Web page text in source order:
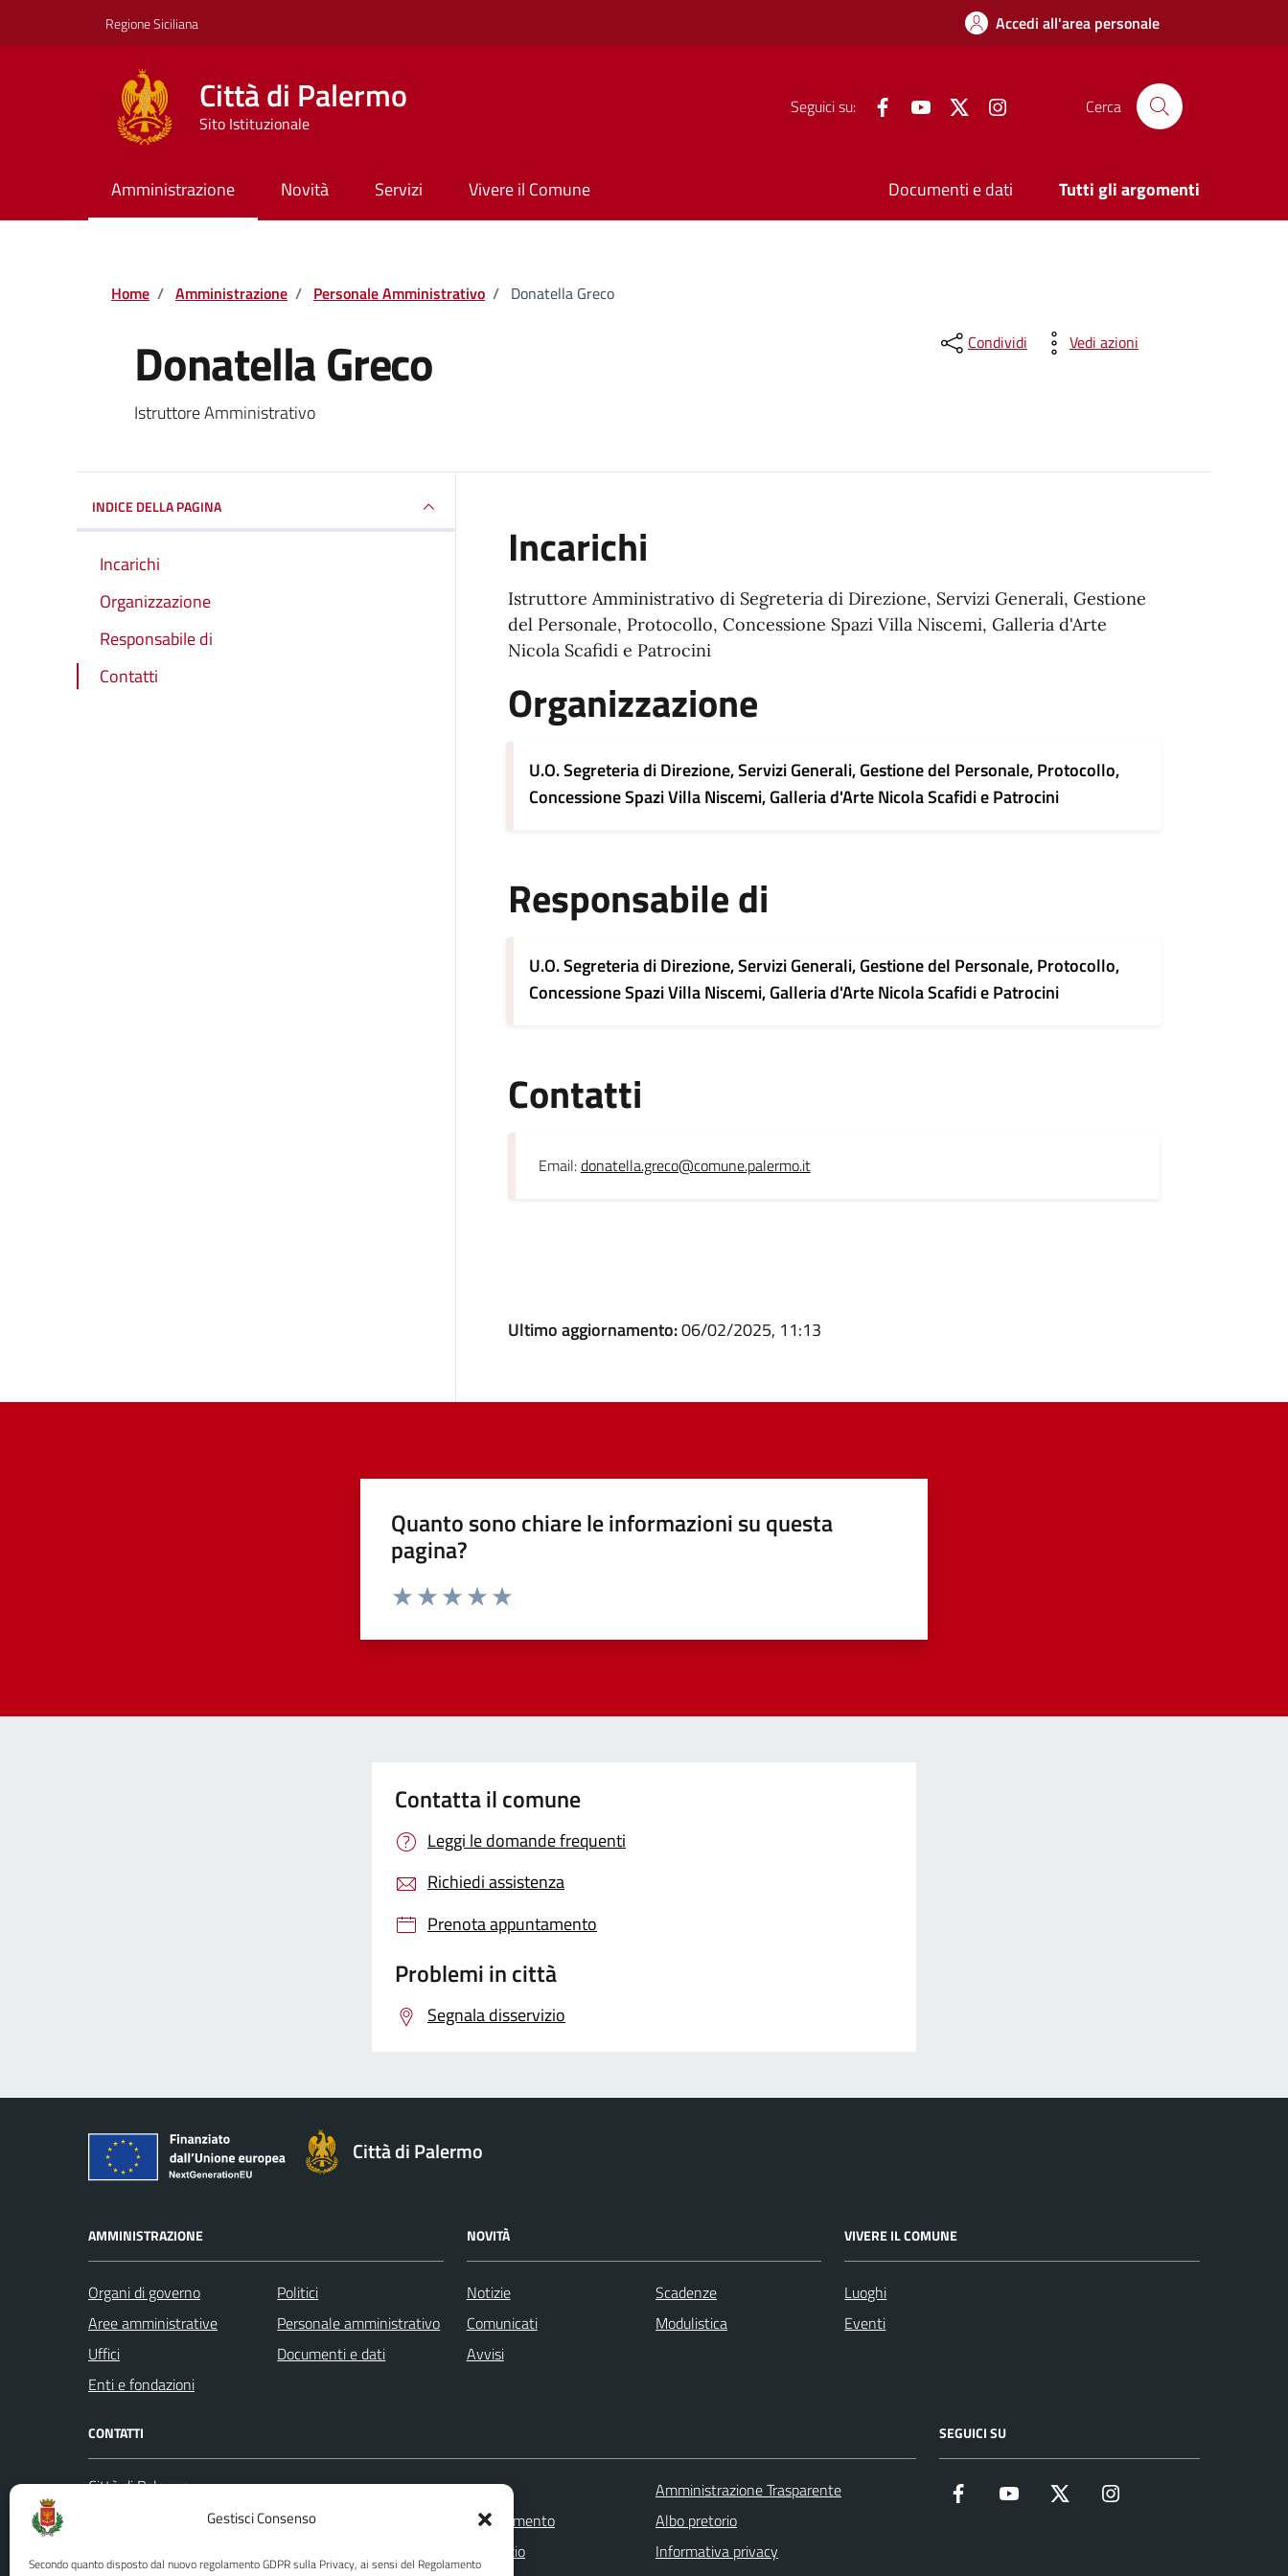
Gestisci Consenso
Secondo quanto disposto dal nuovo regolamento GDPR sulla Privacy, ai sensi del Regolamento
Regione Siciliana Accedi all'area personale
Città di Palermo
Sito Istituzionale
Seguici su: FacebookYouTube Twitter Cerca
Amministrazione Novità Servizi Vivere il Comune Documenti e dati Tutti gli argomenti
Home / Amministrazione / Personale Amministrativo / Donatella Greco
Donatella Greco
Istruttore Amministrativo
Condividi Vedi azioni
INDICE DELLA PAGINA
Incarichi
Organizzazione
Responsabile di
Contatti
Incarichi
Istruttore Amministrativo di Segreteria di Direzione, Servizi Generali, Gestione
del Personale, Protocollo, Concessione Spazi Villa Niscemi, Galleria d'Arte
Nicola Scafidi e Patrocini
Organizzazione
U.O. Segreteria di Direzione, Servizi Generali, Gestione del Personale, Protocollo,
Concessione Spazi Villa Niscemi, Galleria d'Arte Nicola Scafidi e Patrocini
Responsabile di
U.O. Segreteria di Direzione, Servizi Generali, Gestione del Personale, Protocollo,
Concessione Spazi Villa Niscemi, Galleria d'Arte Nicola Scafidi e Patrocini
Contatti
Email:donatella.greco@comune.palermo.it
Ultimo aggiornamento:06/02/2025, 11:13
Quanto sono chiare le informazioni su questa
pagina?
Contatta il comune
Leggi le domande frequenti
Richiedi assistenza
Prenota appuntamento
Problemi in città
Segnala disservizio
Città di Palermo
AMMINISTRAZIONE
Organi di governo
Aree amministrative
Uffici
Enti e fondazioni
Politici
Personale amministrativo
Documenti e dati
NOVITÀ
Notizie
Comunicati
Avvisi
Scadenze
Modulistica
VIVERE IL COMUNE
Luoghi
Eventi
CONTATTI
Città di Palermo
Codice fiscale / P. IVA:80016350821
Leggi le FAQ
Prenotazione appuntamento
Segnalazione disservizio
Amministrazione Trasparente
Albo pretorio
Informativa privacy
SEGUICI SU
Facebook YouTube Twitter